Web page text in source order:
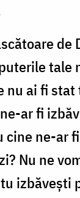
de
tale
nu ai fi
ar fi
cine ne-ar
Nu ne
izbăvești